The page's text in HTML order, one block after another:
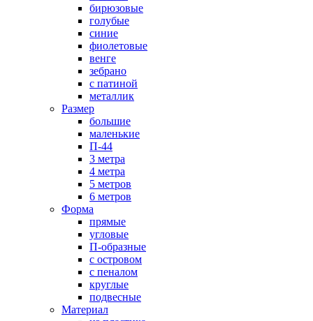
бирюзовые
голубые
синие
фиолетовые
венге
зебрано
с патиной
металлик
Размер
большие
маленькие
П-44
3 метра
4 метра
5 метров
6 метров
Форма
прямые
угловые
П-образные
с островом
с пеналом
круглые
подвесные
Материал